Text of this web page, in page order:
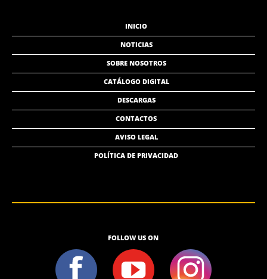
INICIO
NOTICIAS
SOBRE NOSOTROS
CATÁLOGO DIGITAL
DESCARGAS
CONTACTOS
AVISO LEGAL
POLÍTICA DE PRIVACIDAD
FOLLOW US ON